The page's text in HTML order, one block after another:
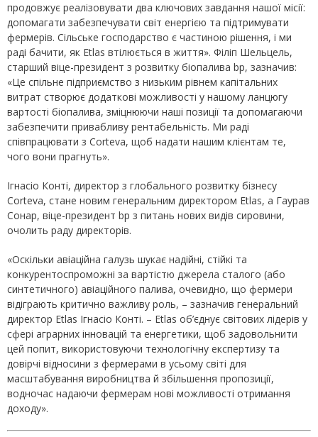
продовжує реалізовувати два ключових завдання нашої місії:
допомагати забезпечувати світ енергією та підтримувати
фермерів. Сільське господарство є частиною рішення, і ми
раді бачити, як Etlas втілюється в життя». Філіп Шельцель,
старший віце-президент з розвитку біопалива bp, зазначив:
«Це спільне підприємство з низьким рівнем капітальних
витрат створює додаткові можливості у нашому ланцюгу
вартості біопалива, зміцнюючи наші позиції та допомагаючи
забезпечити привабливу рентабельність. Ми раді
співпрацювати з Corteva, щоб надати нашим клієнтам те,
чого вони прагнуть».
Ігнасіо Конті, директор з глобального розвитку бізнесу
Corteva, стане новим генеральним директором Etlas, а Гаурав
Сонар, віце-президент bp з питань нових видів сировини,
очолить раду директорів.
«Оскільки авіаційна галузь шукає надійні, стійкі та
конкурентоспроможні за вартістю джерела сталого (або
синтетичного) авіаційного палива, очевидно, що фермери
відіграють критично важливу роль, – зазначив генеральний
директор Etlas Ігнасіо Конті. – Etlas об’єднує світових лідерів у
сфері аграрних інновацій та енергетики, щоб задовольнити
цей попит, використовуючи технологічну експертизу та
довірчі відносини з фермерами в усьому світі для
масштабування виробництва й збільшення пропозиції,
водночас надаючи фермерам нові можливості отримання
доходу».